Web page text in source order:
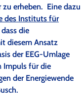
zu erheben. Eine dazu
des Instituts für
die
diesem Ansatz
der EEG-Umlage
Impuls für die
der Energiewende